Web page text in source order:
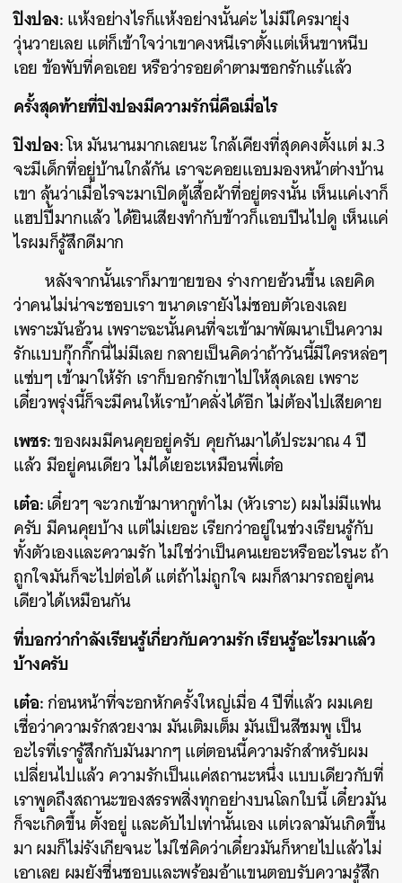
ปิงปอง:แห้งอย่างไรก็แห้งอย่างนั้นค่ะ ไม่มีใครมายุ่ง
วุ่นวายเลย แต่ก็เข้าใจว่าเขาคงหนีเราตั้งแต่เห็นขาหนีบ
เอย ข้อพับที่คอเอย หรือว่ารอยดำตามซอกรักแร้แล้ว
ครั้งสุดท้ายที่ปิงปองมีความรักนี่คือเมื่อไร
ปิงปอง:โห มันนานมากเลยนะ ใกล้เคียงที่สุดคงตั้งแต่ ม.3
จะมีเด็กที่อยู่บ้านใกล้กัน เราจะคอยแอบมองหน้าต่างบ้าน
เขา ลุ้นว่าเมื่อไรจะมาเปิดตู้เสื้อผ้าที่อยู่ตรงนั้น เห็นแค่เงาก็
แฮปปี้มากแล้ว ได้ยินเสียงทำกับข้าวก็แอบปีนไปดู เห็นแค่
ไรผมก็รู้สึกดีมาก
หลังจากนั้นเราก็มาขายของ ร่างกายอ้วนขึ้น เลยคิด
ว่าคนไม่น่าจะชอบเรา ขนาดเรายังไม่ชอบตัวเองเลย
เพราะมันอ้วน เพราะฉะนั้นคนที่จะเข้ามาพัฒนาเป็นความ
รักแบบกุ๊กกิ๊กนี่ไม่มีเลย กลายเป็นคิดว่าถ้าวันนี้มีใครหล่อๆ
แซ่บๆ เข้ามาให้รัก เราก็บอกรักเขาไปให้สุดเลย เพราะ
เดี๋ยวพรุ่งนี้ก็จะมีคนให้เราบ้าคลั่งได้อีก ไม่ต้องไปเสียดาย
เพชร:ของผมมีคนคุยอยู่ครับ คุยกันมาได้ประมาณ 4 ปี
แล้ว มีอยู่คนเดียว ไม่ได้เยอะเหมือนพี่เต๋อ
เต๋อ:เดี๋ยวๆ จะวกเข้ามาหากูทำไม (หัวเราะ) ผมไม่มีแฟน
ครับ มีคนคุยบ้าง แต่ไม่เยอะ เรียกว่าอยู่ในช่วงเรียนรู้กับ
ทั้งตัวเองและความรัก ไม่ใช่ว่าเป็นคนเยอะหรืออะไรนะ ถ้า
ถูกใจมันก็จะไปต่อได้ แต่ถ้าไม่ถูกใจ ผมก็สามารถอยู่คน
เดียวได้เหมือนกัน
ที่บอกว่ากำลังเรียนรู้เกี่ยวกับความรัก เรียนรู้อะไรมาแล้ว
บ้างครับ
เต๋อ:ก่อนหน้าที่จะอกหักครั้งใหญ่เมื่อ 4 ปีที่แล้ว ผมเคย
เชื่อว่าความรักสวยงาม มันเติมเต็ม มันเป็นสีชมพู เป็น
อะไรที่เรารู้สึกกับมันมากๆ แต่ตอนนี้ความรักสำหรับผม
เปลี่ยนไปแล้ว ความรักเป็นแค่สถานะหนึ่ง แบบเดียวกับที่
เราพูดถึงสถานะของสรรพสิ่งทุกอย่างบนโลกใบนี้ เดี๋ยวมัน
ก็จะเกิดขึ้น ตั้งอยู่ และดับไปเท่านั้นเอง แต่เวลามันเกิดขึ้น
มา ผมก็ไม่รังเกียจนะ ไม่ใช่คิดว่าเดี๋ยวมันก็หายไปแล้วไม่
เอาเลย ผมยังชื่นชอบและพร้อมอ้าแขนตอบรับความรู้สึก